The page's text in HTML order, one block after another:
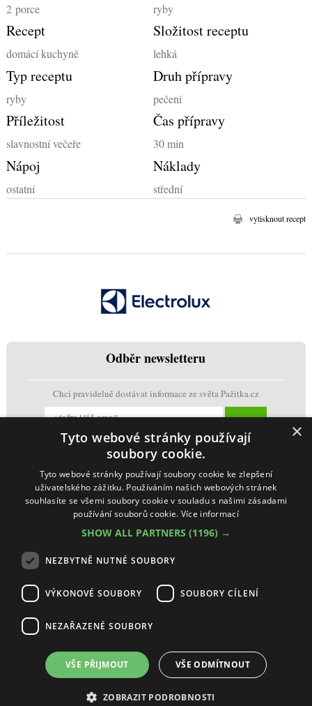
2porce ryby
Recept
domácí kuchyně
Složitost receptu
lehká
Typ receptu
ryby
Druh přípravy
pečení
Příležitost
slavnostní večeře
Čas přípravy
30 min
Nápoj
ostatní
Náklady
střední
vytisknout recept
Odběr newsletteru
Chci pravidelně dostávat informace ze světa Pažitka.cz
Ochrana osobních údajů + Cookies
Vestavné-spotřebiče s.r.o. Pažitka, všechna práva vyhrazena
Making by
McRAI
×
Tyto webové stránky používají
soubory cookie.
Tyto webové stránky používají soubory cookie ke zlepšení
uživatelského zážitku. Používáním našich webových stránek
souhlasíte se všemi soubory cookie v souladu s našimi zásadami
používání souborů cookie. Více informací
SHOW ALL PARTNERS (1196) →
NEZBYTNĚ NUTNÉ SOUBORY
VÝKONOVÉ SOUBORY SOUBORY CÍLENÍ
NEZAŘAZENÉ SOUBORY
VŠE PŘIJMOUT VŠE ODMÍTNOUT
ZOBRAZIT PODROBNOSTI